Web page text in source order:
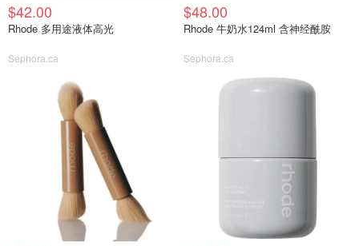
$42.00
Rhode 多用途液体高光
Sephora.ca
$48.00
Rhode 牛奶水124ml 含神经酰胺
Sephora.ca